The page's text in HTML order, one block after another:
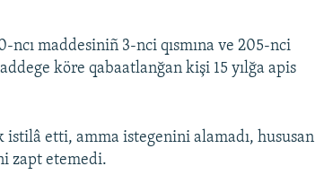
ncı maddesiniñ 3-nci qısmına ve 205-nci
köre qabaatlanğan kişi 15 yılğa apis
etti, amma istegenini alamadı, hususan
zapt etemedi.